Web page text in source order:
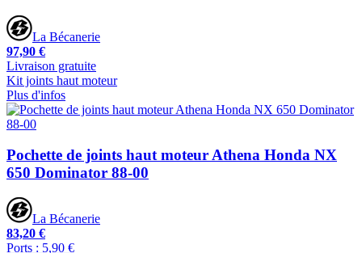
La Bécanerie
97,90 €
Livraison gratuite
Kit joints haut moteur
Plus d'infos
Pochette de joints haut moteur Athena Honda NX
650 Dominator 88-00
La Bécanerie
83,20 €
Ports : 5,90 €